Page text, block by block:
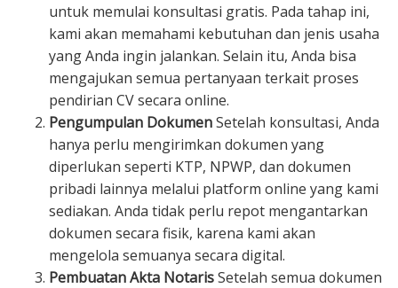
untuk memulai konsultasi gratis. Pada tahap ini,
kami akan memahami kebutuhan dan jenis usaha
yang Anda ingin jalankan. Selain itu, Anda bisa
mengajukan semua pertanyaan terkait proses
pendirian CV secara online.
Pengumpulan DokumenSetelah konsultasi, Anda
hanya perlu mengirimkan dokumen yang
diperlukan seperti KTP, NPWP, dan dokumen
pribadi lainnya melalui platform online yang kami
sediakan. Anda tidak perlu repot mengantarkan
dokumen secara fisik, karena kami akan
mengelola semuanya secara digital.
Pembuatan Akta NotarisSetelah semua dokumen